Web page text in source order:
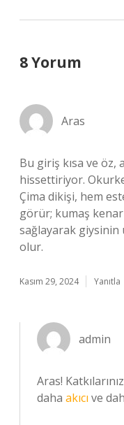
8 Yorum
Aras
Bu giriş kısa ve öz,
hissettiriyor.
Çima dikişi, hem
görür; kumaş
sağlayarak giysinin
olur.
Kasım 29, 2024 Yanıtla
admin
Aras!
daha akıcı ve